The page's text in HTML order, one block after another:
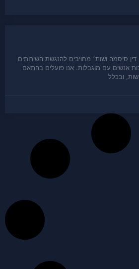
סיסמה ושות׳ מחויבים להנגשת השירותים
אנשים עם מוגבלות. אנו פועלים בהתאם
ובכלל